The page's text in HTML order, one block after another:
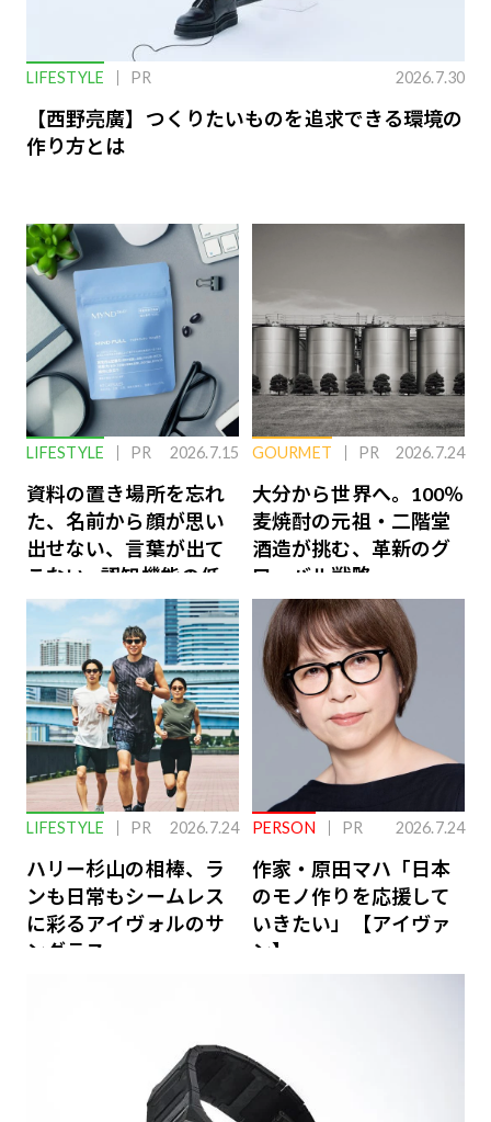
LIFESTYLE PR 2026.7.30
【西野亮廣】つくりたいものを追求できる環境の
作り方とは
LIFESTYLE PR 2026.7.15
資料の置き場所を忘れ
た、名前から顔が思い
出せない、言葉が出て
こない…認知機能の低
下を救う、脳のインナ
ーケアとは
GOURMET PR 2026.7.24
大分から世界へ。100％
麦焼酎の元祖・二階堂
酒造が挑む、革新のグ
ローバル戦略
LIFESTYLE PR 2026.7.24
ハリー杉山の相棒、ラ
ンも日常もシームレス
に彩るアイヴォルのサ
ングラス
PERSON PR 2026.7.24
作家・原田マハ「日本
のモノ作りを応援して
いきたい」【アイヴァ
ン】